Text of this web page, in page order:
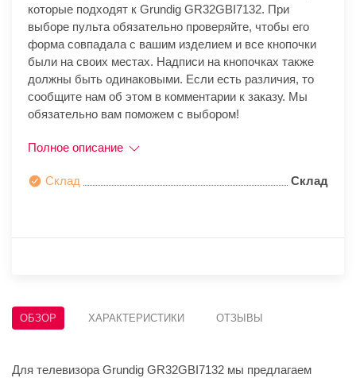
которые подходят к Grundig GR32GBI7132. При
выборе пульта обязательно проверяйте, чтобы его
форма совпадала с вашим изделием и все кнопочки
были на своих местах. Надписи на кнопочках также
должны быть одинаковыми. Если есть различия, то
сообщите нам об этом в комментарии к заказу. Мы
обязательно вам поможем с выбором!
Полное описание
Склад Склад
ОБЗОР ХАРАКТЕРИСТИКИ ОТЗЫВЫ
Для телевизора Grundig GR32GBI7132 мы предлагаем